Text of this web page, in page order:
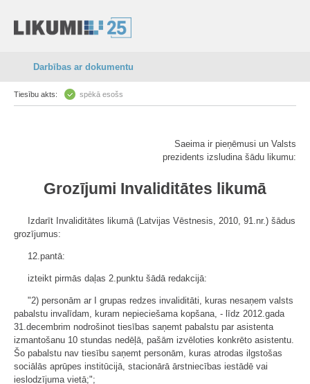
Darbības ar dokumentu
Tiesību akts: spēkā esošs
Saeima ir pieņēmusi un Valsts
prezidents izsludina šādu likumu:
Grozījumi Invaliditātes likumā
Izdarīt Invaliditātes likumā (Latvijas Vēstnesis, 2010, 91.nr.) šādus
grozījumus:
12.pantā:
izteikt pirmās daļas 2.punktu šādā redakcijā:
"2) personām ar I grupas redzes invaliditāti, kuras nesaņem valsts
pabalstu invalīdam, kuram nepieciešama kopšana, - līdz 2012.gada
31.decembrim nodrošinot tiesības saņemt pabalstu par asistenta
izmantošanu 10 stundas nedēļā, pašām izvēloties konkrēto asistentu.
Šo pabalstu nav tiesību saņemt personām, kuras atrodas ilgstošas
sociālās aprūpes institūcijā, stacionārā ārstniecības iestādē vai
ieslodzījuma vietā;";